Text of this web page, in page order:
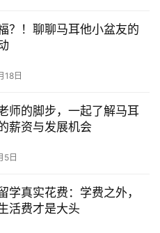
？！聊聊马耳他小盆友的
18日
师的脚步，一起了解马耳
薪资与发展机会
5日
学真实花费：学费之外，
活费才是大头